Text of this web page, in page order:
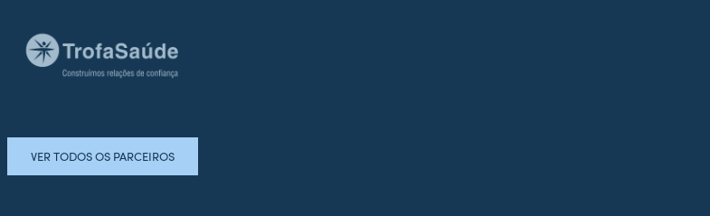
VER TODOS OS PARCEIROS